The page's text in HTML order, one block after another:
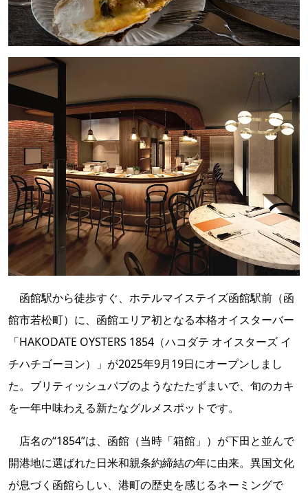
函館駅から徒歩すぐ、ホテルマイステイズ函館駅前（函
館市若松町）に、函館エリア初となる本格オイスターバー
「HAKODATE OYSTERS 1854（ハコダテ オイスターズ イ
チハチゴーヨン）」が2025年9月19日にオープンしまし
た。ブリティッシュパブのようなたたずまいで、旬のカキ
を一年中味わえる新たなグルメスポットです。
店名の“1854”は、函館（当時「箱館」）が下田と並んで
開港地に選ばれた日米和親条約締結の年に由来。異国文化
が息づく函館らしい、港町の歴史を感じるネーミングで